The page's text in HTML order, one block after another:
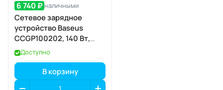
6 740 ₽ наличными
Сетевое зарядное
устройство Baseus
CCGP100202, 140 Вт,
2×USB-C + USB-A, белое
Доступно
В корзину